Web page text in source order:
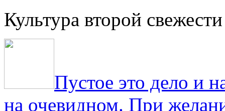
Культура второй свежести
Пустое это дело и
на очевидном. При